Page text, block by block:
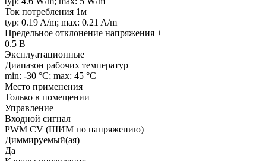
Ток потребления 1м
typ: 0.19 A/m; max: 0.21 A/m
Предельное отклонение напряжения ±
0.5 В
Эксплуатационные
Диапазон рабочих температур
min: -30 °C; max: 45 °C
Место применения
Только в помещении
Управление
Входной сигнал
PWM СV (ШИМ по напряжению)
Диммируемый(ая)
Да